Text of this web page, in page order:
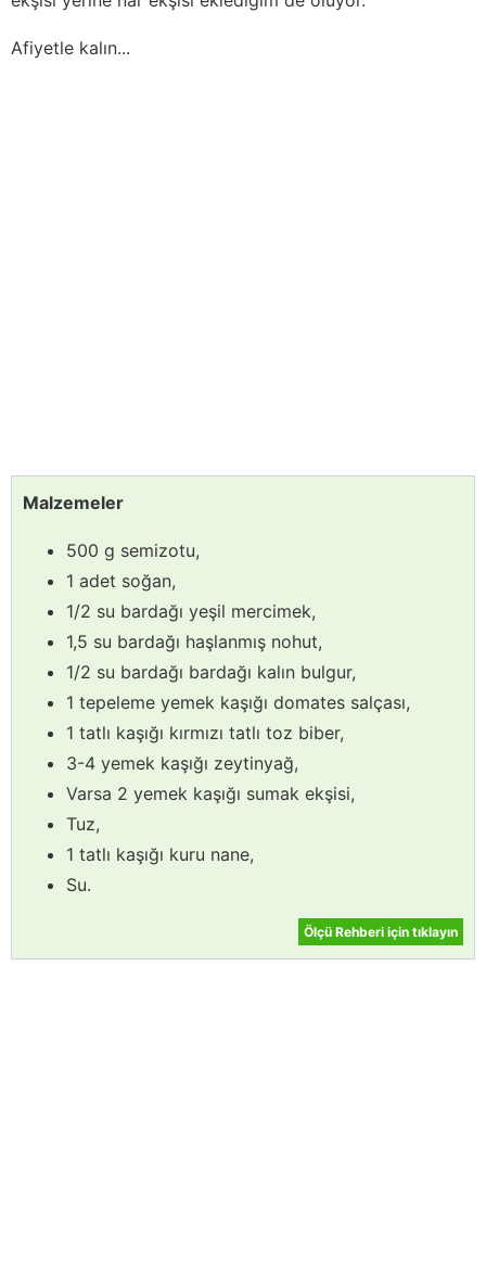
Afiyetle kalın...
Malzemeler
500 g semizotu,
1 adet soğan,
1/2 su bardağı yeşil mercimek,
1,5 su bardağı haşlanmış nohut,
1/2 su bardağı bardağı kalın bulgur,
1 tepeleme yemek kaşığı domates salçası,
1 tatlı kaşığı kırmızı tatlı toz biber,
3-4 yemek kaşığı zeytinyağ,
Varsa 2 yemek kaşığı sumak ekşisi,
Tuz,
1 tatlı kaşığı kuru nane,
Su.
Ölçü Rehberi için tıklayın